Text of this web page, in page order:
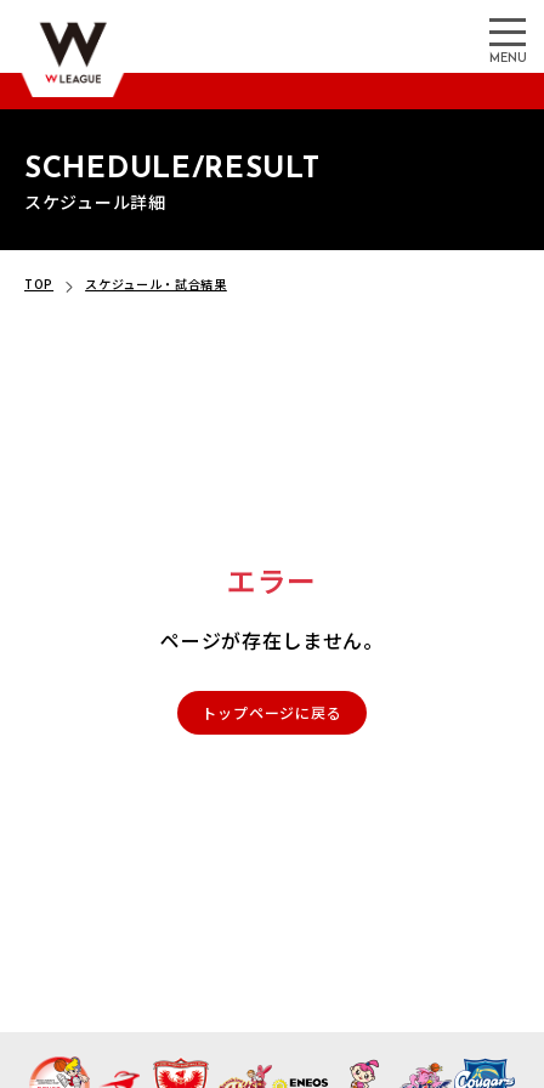
MENU
SCHEDULE/RESULT
スケジュール詳細
TOP スケジュール・試合結果
エラー
ページが存在しません。
トップページに戻る